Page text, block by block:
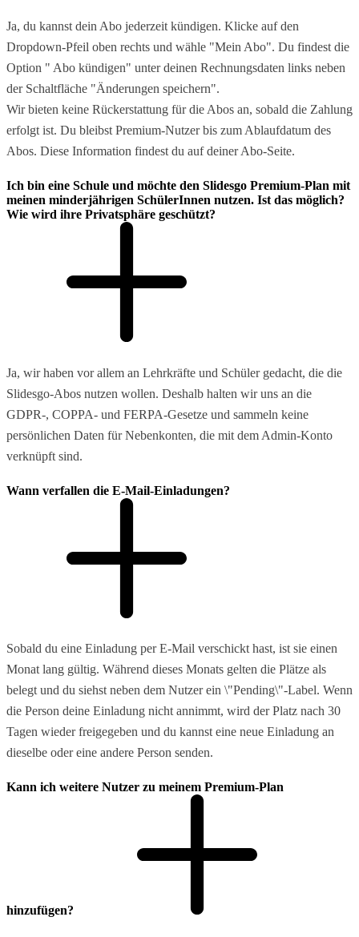
Ja, du kannst dein Abo jederzeit kündigen. Klicke auf den
Dropdown-Pfeil oben rechts und wähle "Mein Abo". Du findest die
Option " Abo kündigen" unter deinen Rechnungsdaten links neben
der Schaltfläche "Änderungen speichern".
Wir bieten keine Rückerstattung für die Abos an, sobald die Zahlung
erfolgt ist. Du bleibst Premium-Nutzer bis zum Ablaufdatum des
Abos. Diese Information findest du auf deiner Abo-Seite.
Ich bin eine Schule und möchte den Slidesgo Premium-Plan mit
meinen minderjährigen SchülerInnen nutzen. Ist das möglich?
Wie wird ihre Privatsphäre geschützt?
Ja, wir haben vor allem an Lehrkräfte und Schüler gedacht, die die
Slidesgo-Abos nutzen wollen. Deshalb halten wir uns an die
GDPR-, COPPA- und FERPA-Gesetze und sammeln keine
persönlichen Daten für Nebenkonten, die mit dem Admin-Konto
verknüpft sind.
Wann verfallen die E-Mail-Einladungen?
Sobald du eine Einladung per E-Mail verschickt hast, ist sie einen
Monat lang gültig. Während dieses Monats gelten die Plätze als
belegt und du siehst neben dem Nutzer ein \"Pending\"-Label. Wenn
die Person deine Einladung nicht annimmt, wird der Platz nach 30
Tagen wieder freigegeben und du kannst eine neue Einladung an
dieselbe oder eine andere Person senden.
Kann ich weitere Nutzer zu meinem Premium-Plan
hinzufügen?